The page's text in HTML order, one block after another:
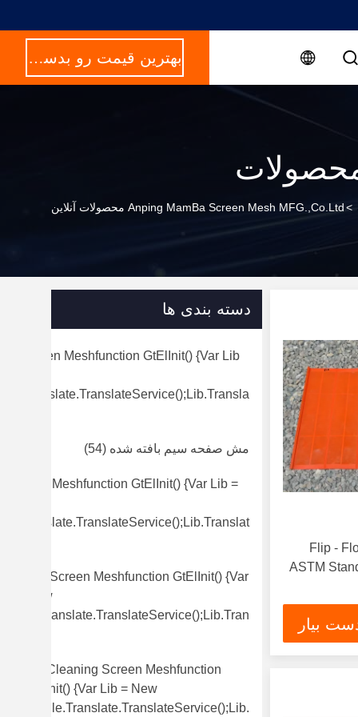
بهترین قیمت رو بدست بیار
>Anping MamBa Screen Mesh MFG.,Co.Ltd محصولات آنلاین
Flip - Flow Fine Pu
ASTM
بیار
دسته بندی ها
Screen Meshfunction GtElInit() {var Lib
مش صفحه سیم بافته شده (54)
Screen Meshfunction GtElInit() {var Lib =
Screen Meshfunction GtElInit() {var
= New
Self Cleaning Screen Meshfunction
GtElInit() {var Lib = New
Google.translate.TranslateService();lib.